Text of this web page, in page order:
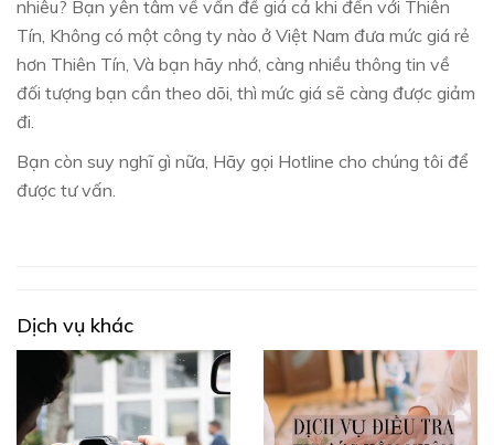
nhiêu? Bạn yên tâm về vấn đề giá cả khi đến với Thiên
Tín, Không có một công ty nào ở Việt Nam đưa mức giá rẻ
hơn Thiên Tín, Và bạn hãy nhớ, càng nhiều thông tin về
đối tượng bạn cần theo dõi, thì mức giá sẽ càng được giảm
đi.
Bạn còn suy nghĩ gì nữa, Hãy gọi Hotline cho chúng tôi để
được tư vấn.
Dịch vụ khác